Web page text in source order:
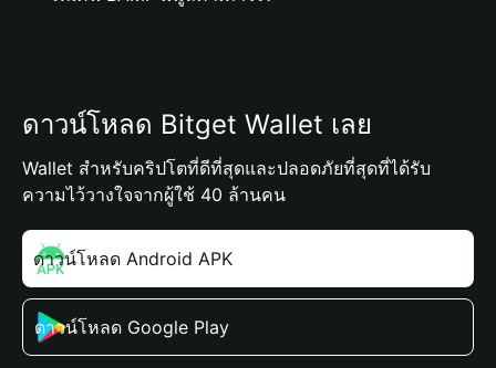
ดาวน์โหลด Bitget Wallet เลย
Wallet สำหรับคริปโตที่ดีที่สุดและปลอดภัยที่สุดที่ได้รับ
ความไว้วางใจจากผู้ใช้ 40 ล้านคน
ดาวน์โหลด Android APK
ดาวน์โหลด Google Play